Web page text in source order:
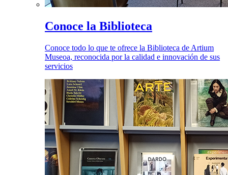
Conoce la Biblioteca
Conoce todo lo que te ofrece la Biblioteca de Artium
Museoa, reconocida por la calidad e innovación de sus
servicios